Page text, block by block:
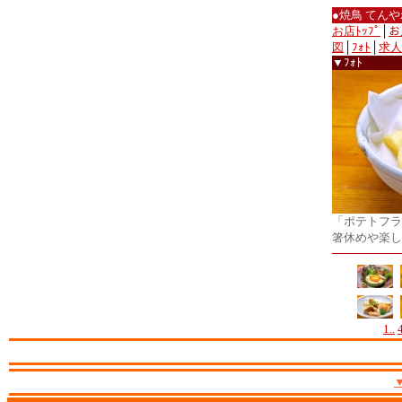
●焼鳥 てん
お店ﾄｯﾌﾟ
図
ﾌｫﾄ
求
▼ﾌｫﾄ
「ポテトフ
箸休めや楽
1..